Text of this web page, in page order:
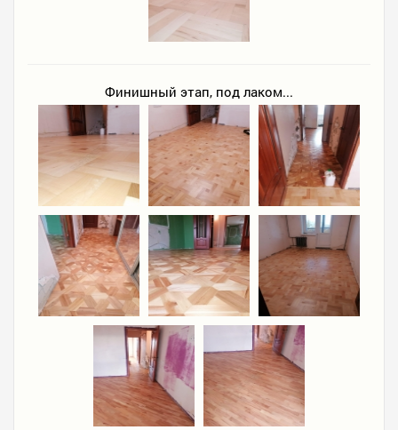
Финишный этап, под лаком...